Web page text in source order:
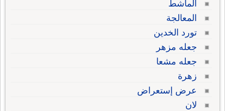
الماشط
المعالجة
تورد الخدين
جعله مزهر
جعله مشعا
زهرة
عرض إستعراض
لان